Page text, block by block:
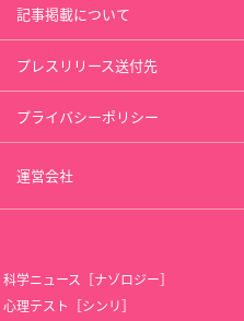
記事掲載について
プレスリリース送付先
プライバシーポリシー
運営会社
科学ニュース［ナゾロジー］
心理テスト［シンリ］